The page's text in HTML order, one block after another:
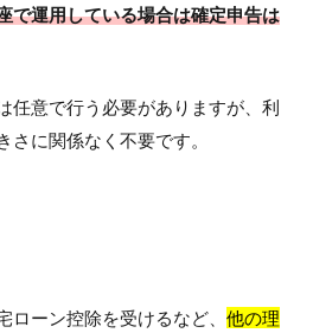
で運用している場合は確定申告は
任意で行う必要がありますが、利
に関係なく不要です。
ローン控除を受けるなど、 他の理